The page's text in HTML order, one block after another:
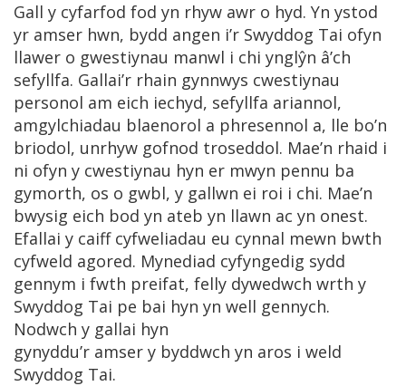
Gall y cyfarfod fod yn rhyw awr o hyd. Yn ystod
yr amser hwn, bydd angen i’r Swyddog Tai ofyn
llawer o gwestiynau manwl i chi ynglŷn â’ch
sefyllfa. Gallai’r rhain gynnwys cwestiynau
personol am eich iechyd, sefyllfa ariannol,
amgylchiadau blaenorol a phresennol a, lle bo’n
briodol, unrhyw gofnod troseddol. Mae’n rhaid i
ni ofyn y cwestiynau hyn er mwyn pennu ba
gymorth, os o gwbl, y gallwn ei roi i chi. Mae’n
bwysig eich bod yn ateb yn llawn ac yn onest.
Efallai y caiff cyfweliadau eu cynnal mewn bwth
cyfweld agored. Mynediad cyfyngedig sydd
gennym i fwth preifat, felly dywedwch wrth y
Swyddog Tai pe bai hyn yn well gennych.
Nodwch y gallai hyn
gynyddu’r amser y byddwch yn aros i weld
Swyddog Tai.